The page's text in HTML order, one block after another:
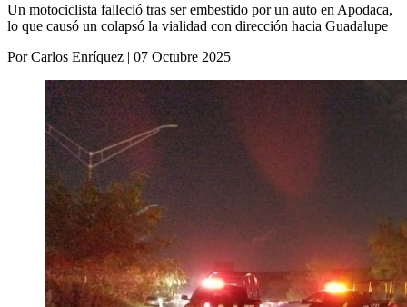
Un motociclista falleció tras ser embestido por un auto en Apodaca,
lo que causó un colapsó la vialidad con dirección hacia Guadalupe
Por Carlos Enríquez | 07 Octubre 2025